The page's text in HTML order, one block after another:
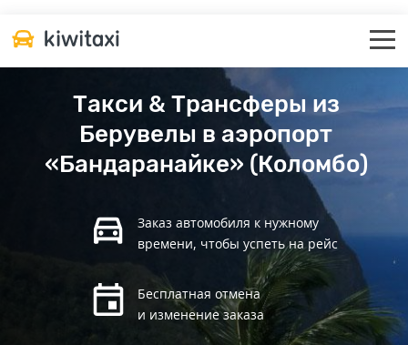
Такси & Трансферы из
Берувелы в аэропорт
«Бандаранайке» (Коломбо)
Заказ автомобиля к нужному
времени, чтобы успеть на рейс
Бесплатная отмена
и изменение заказа